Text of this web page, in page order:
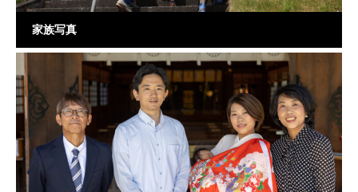
家族写真